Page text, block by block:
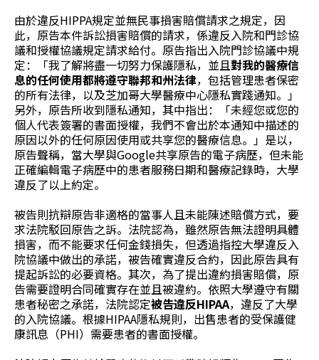
由於違反HIPPA規定並無民事損害賠償請求之規定，因
此，原告本件訴訟損害賠償的請求，係違反入院和門診協
議和授權協議規定請求給付。原告指出入院門診協議中規
定：「我了解將盡一切努力保護隱私，並且對我的醫療信
息的任何使用都將遵守聯邦和州法律，包括管理患者保密
的所有法律，以及芝加哥大學醫療中心隱私實踐通知。」
另外，原告所收到隱私通知，其中指出：「未經您或您的
個人代表簽署的書面授權，我們不會出於本通知中描述的
原因以外的任何原因使用或共享您的醫療信息。」是以，
原告聲稱，當大學與Google共享原告的電子病歷，但未能
正確編輯電子病歷中的患者服務日期和醫療記錄時，大學
違反了以上約定。
被告則抗辯原告非適格的當事人且未能陳述賠償方式，要
求法院駁回原告之訴。法院認為，雖然原告無法證明具體
損害，而不能要求任何金錢損失，但透過指控大學違反入
院協議中做出的承諾，被告確實違反合約，因此原告具有
提起訴訟的必要資格。其次，為了提出違約損害賠償，原
告需要證明合同確實存在並且被違約。依照大學遵守有關
患者秘密之承諾，法院認定被告違反HIPAA，違反了大學
的入院協議。根據HIPAA隱私規則，出售患者的受保護健
康訊息（PHI）需要患者的書面授權。